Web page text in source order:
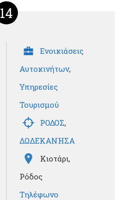
14
Ενοικιάσεις
Αυτοκινήτων,
Υπηρεσίες
Τουρισμού
ΡΟΔΟΣ,
ΔΩΔΕΚΑΝΗΣΑ
Κιοτάρι,
Ρόδος
Τηλέφωνο